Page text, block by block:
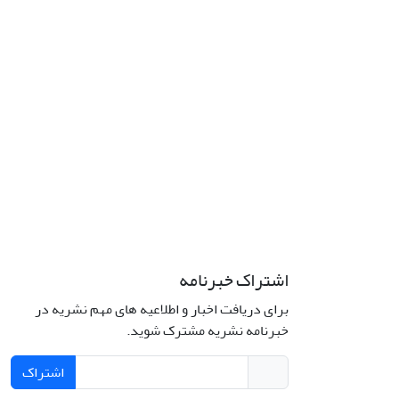
اشتراک خبرنامه
برای دریافت اخبار و اطلاعیه های مهم نشریه در
خبرنامه نشریه مشترک شوید.
اشتراک